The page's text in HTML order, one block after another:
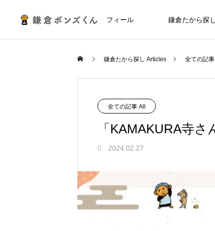
プロフィール 鎌倉たから探し
鎌倉たから探し Articles 全ての記事
全ての記事 All
「KAMAKURA寺
2024.02.27